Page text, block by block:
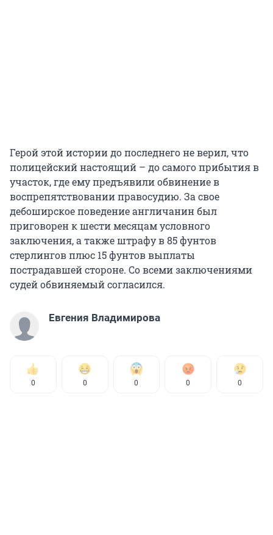
Герой этой истории до последнего не верил, что
полицейский настоящий – до самого прибытия в
участок, где ему предъявили обвинение в
воспрепятствовании правосудию. За свое
дебоширское поведение англичанин был
приговорен к шести месяцам условного
заключения, а также штрафу в 85 фунтов
стерлингов плюс 15 фунтов выплаты
пострадавшей стороне. Со всеми заключениями
судей обвиняемый согласился.
Евгения Владимирова
0 0 0 0 0